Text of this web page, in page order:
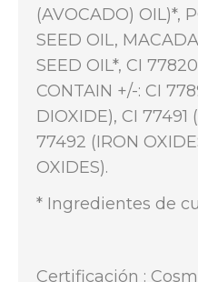
(AVOCADO) OIL)*,
SEED OIL,
SEED OIL*, CI
CONTAIN +/-: CI
DIOXIDE), CI 77491
77492 (IRON
OXIDES).
* Ingredientes de
Certificación :